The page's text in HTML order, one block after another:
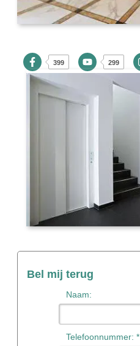
399 299
Bel mij terug
Naam:
Telefoonnummer: *